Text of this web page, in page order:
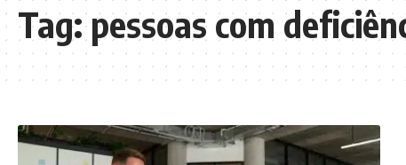
Tag:pessoas com